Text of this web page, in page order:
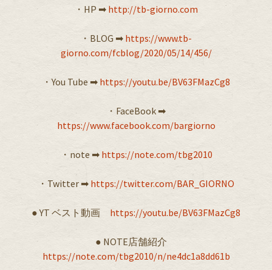
・HP ➡︎ http://tb-giorno.com
・BLOG ➡︎ https://www.tb-
giorno.com/fcblog/2020/05/14/456/
・You Tube ➡︎ https://youtu.be/BV63FMazCg8
・FaceBook ➡︎
https://www.facebook.com/bargiorno
・note ➡︎ https://note.com/tbg2010
・Twitter ➡︎ https://twitter.com/BAR_GIORNO
● YT ベスト動画 https://youtu.be/BV63FMazCg8
● NOTE店舗紹介
https://note.com/tbg2010/n/ne4dc1a8dd61b